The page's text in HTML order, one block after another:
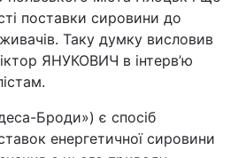
поставки сировини до
Таку думку висловив
ЯНУКОВИЧ в інтерв’ю
Броди») є спосіб
енергетичної сировини